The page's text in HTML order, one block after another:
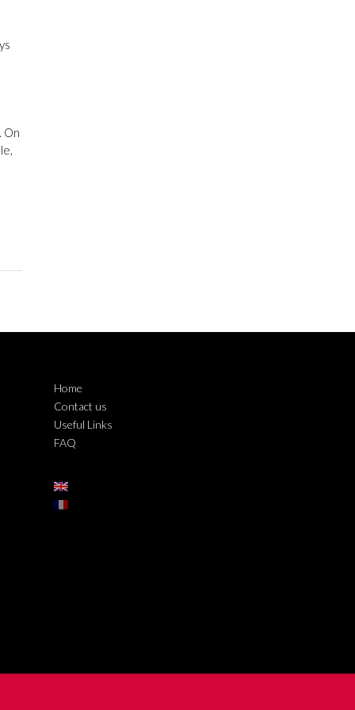
On
Home
Contact us
Useful Links
FAQ